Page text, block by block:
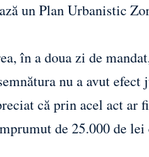
un Plan Urbanistic
în a doua zi de
nu a avut
că prin acel act ar
de 25.000 de lei